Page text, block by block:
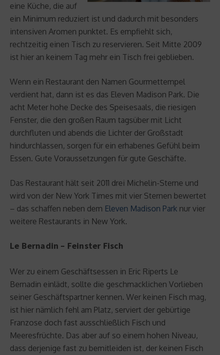
eine Küche, die auf
ein Minimum reduziert ist und dadurch mit besonders
intensiven Aromen punktet. Es empfiehlt sich,
rechtzeitig einen Tisch zu reservieren. Seit Mitte 2009
ist hier an keinem Tag mehr ein Tisch frei geblieben.
Wenn ein Restaurant den Namen Gourmettempel
verdient hat, dann ist es das Eleven Madison Park. Die
acht Meter hohe Decke des Speisesaals, die riesigen
Fenster, die den großen Raum tagsüber mit Licht
durchfluten und abends die Lichter der Großstadt
hindurchlassen, sorgen für ein erhabenes Gefühl beim
Essen. Gute Voraussetzungen für gute Geschäfte.
Das Restaurant hält seit 2011 drei Michelin-Sterne und
wird von der New York Times mit vier Sternen bewertet
– das schaffen neben dem Eleven Madison Park nur vier
weitere Restaurants in New York.
Le Bernadin – Feinster Fisch
Wer zu einem Geschäftsessen in Eric Riperts Le
Bernadin einlädt, sollte die geschmacklichen Vorlieben
seiner Geschäftspartner kennen. Wer keinen Fisch mag,
ist hier nämlich fehl am Platz, serviert der gebürtige
Franzose doch fast ausschließlich Fisch und
Meeresfrüchte. Das aber auf so einem hohen Niveau,
dass derjenige fast zu bemitleiden ist, der keinen Fisch